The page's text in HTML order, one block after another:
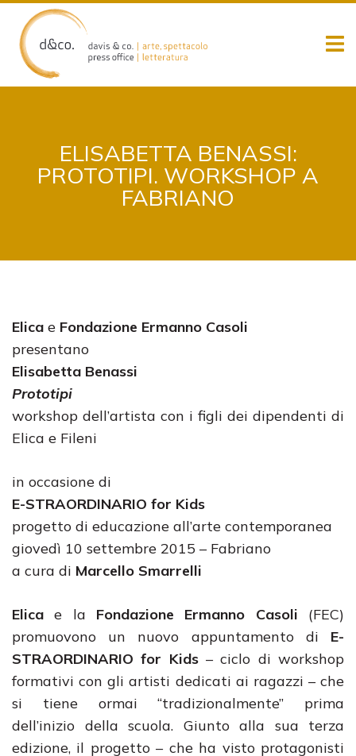
content
ELISABETTA BENASSI:
PROTOTIPI. WORKSHOP A
FABRIANO
Elica e Fondazione Ermanno Casoli
presentano
Elisabetta Benassi
Prototipi
workshop dell’artista con i figli dei dipendenti di
Elica e Fileni
in occasione di
E-STRAORDINARIO for Kids
progetto di educazione all’arte contemporanea
giovedì 10 settembre 2015 – Fabriano
a cura di Marcello Smarrelli
Elica e la Fondazione Ermanno Casoli (FEC)
promuovono un nuovo appuntamento di E-
STRAORDINARIO for Kids– ciclo di workshop
formativi con gli artisti dedicati ai ragazzi – che
si tiene ormai “tradizionalmente” prima
dell’inizio della scuola. Giunto alla sua terza
edizione, il progetto – che ha visto protagonisti